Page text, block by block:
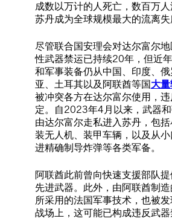
成数以万计的人死亡，数百万
苏丹成为全球规模最大的流离失
尽管联合国安理会对达尔富尔
性武器禁运已持续20年，但近
和军事装备仍从中国、印度、
亚、土耳其以及阿联酋等国大
被冲突各方在达尔富尔使用，
定。自2023年4月以来，武器
由达尔富尔走私进入苏丹，包
装无人机、装甲车辆，以及从
进精确制导炸弹等各类军备。
阿联酋此前曾向快速支援部队
先进武器。此外，由阿联酋制
所采用的法国军事技术，也被
战场上，这可能已构成违反武器